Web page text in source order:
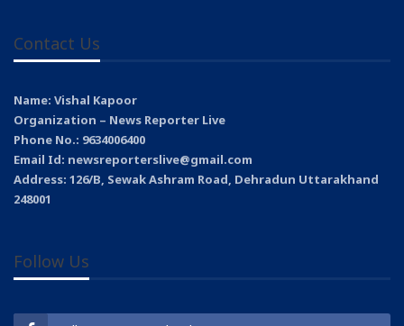
Contact Us
Name: Vishal Kapoor
Organization – News Reporter Live
Phone No.: 9634006400
Email Id: newsreporterslive@gmail.com
Address: 126/B, Sewak Ashram Road, Dehradun Uttarakhand
248001
Follow Us